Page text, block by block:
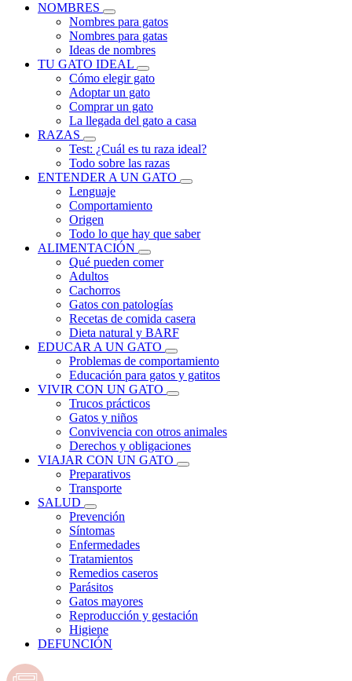
NOMBRES
Nombres para gatos
Nombres para gatas
Ideas de nombres
TU GATO IDEAL
Cómo elegir gato
Adoptar un gato
Comprar un gato
La llegada del gato a casa
RAZAS
Test: ¿Cuál es tu raza ideal?
Todo sobre las razas
ENTENDER A UN GATO
Lenguaje
Comportamiento
Origen
Todo lo que hay que saber
ALIMENTACIÓN
Qué pueden comer
Adultos
Cachorros
Gatos con patologías
Recetas de comida casera
Dieta natural y BARF
EDUCAR A UN GATO
Problemas de comportamiento
Educación para gatos y gatitos
VIVIR CON UN GATO
Trucos prácticos
Gatos y niños
Convivencia con otros animales
Derechos y obligaciones
VIAJAR CON UN GATO
Preparativos
Transporte
SALUD
Prevención
Síntomas
Enfermedades
Tratamientos
Remedios caseros
Parásitos
Gatos mayores
Reproducción y gestación
Higiene
DEFUNCIÓN